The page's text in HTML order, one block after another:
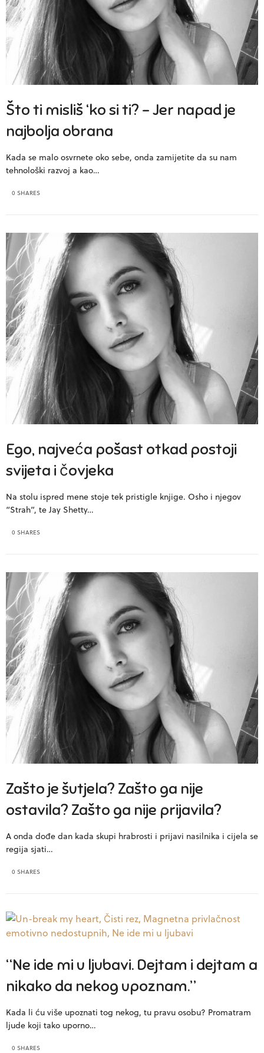
Što ti misliš ‘ko si ti? – Jer napad je
najbolja obrana
Kada se malo osvrnete oko sebe, onda zamijetite da su nam
tehnološki razvoj a kao…
0 SHARES
Ego, najveća pošast otkad postoji
svijeta i čovjeka
Na stolu ispred mene stoje tek pristigle knjige. Osho i njegov
“Strah”, te Jay Shetty…
0 SHARES
Zašto je šutjela? Zašto ga nije
ostavila? Zašto ga nije prijavila?
A onda dođe dan kada skupi hrabrosti i prijavi nasilnika i cijela se
regija sjati…
0 SHARES
“Ne ide mi u ljubavi. Dejtam i dejtam a
nikako da nekog upoznam.”
Kada li ću više upoznati tog nekog, tu pravu osobu? Promatram
ljude koji tako uporno…
0 SHARES